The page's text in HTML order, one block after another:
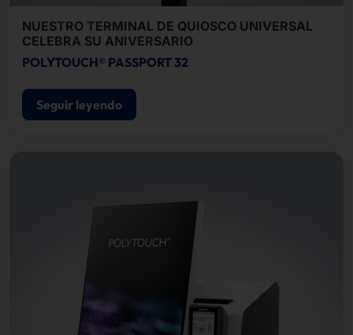
NUESTRO TERMINAL DE QUIOSCO UNIVERSAL
CELEBRA SU ANIVERSARIO
POLYTOUCH® PASSPORT 32
Seguir leyendo